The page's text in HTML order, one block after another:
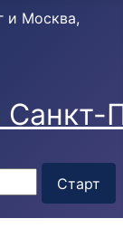
и Москва,